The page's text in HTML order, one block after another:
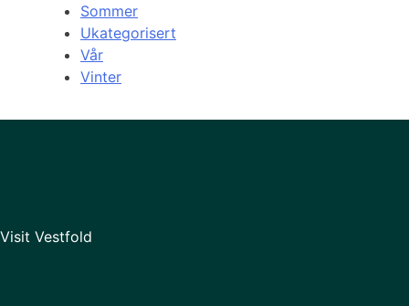
Sommer
Ukategorisert
Vår
Vinter
Visit Vestfold